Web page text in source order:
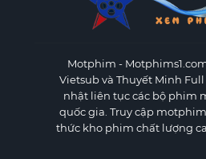
Motphim -
Vietsub và Thuyết Minh
nhật liên tục các bộ phim
quốc gia. Truy cập
thức kho phim chất lượng